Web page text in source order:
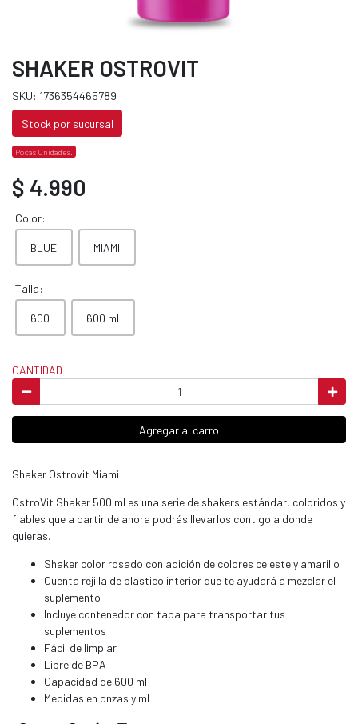
SHAKER OSTROVIT
SKU: 1736354465789
Stock por sucursal
Pocas Unidades.
$ 4.990
Color:
BLUE MIAMI
Talla:
600 600 ml
CANTIDAD
Agregar al carro
Shaker Ostrovit Miami
OstroVit Shaker 500 ml es una serie de shakers estándar, coloridos y
fiables que a partir de ahora podrás llevarlos contigo a donde
quieras.
Shaker color rosado con adición de colores celeste y amarillo
Cuenta rejilla de plastico interior que te ayudará a mezclar el
suplemento
Incluye contenedor con tapa para transportar tus
suplementos
Fácil de limpiar
Libre de BPA
Capacidad de 600 ml
Medidas en onzas y ml